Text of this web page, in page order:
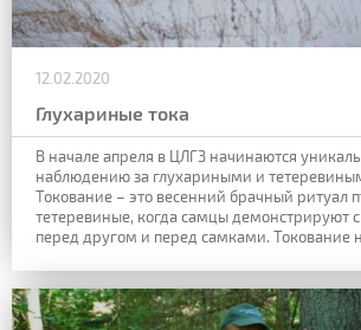
12.02.2020
Глухариные тока
В начале апреля в ЦЛГЗ начинаются
наблюдению за глухариными и
Токование – это весенний брачный ритуал
тетеревиные, когда самцы демонстрируют
перед другом и перед самками. Токование